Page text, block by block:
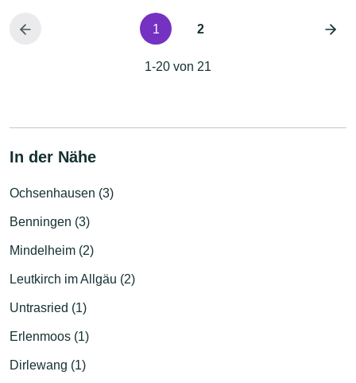
1 2
1-20 von 21
In der Nähe
Ochsenhausen (3)
Benningen (3)
Mindelheim (2)
Leutkirch im Allgäu (2)
Untrasried (1)
Erlenmoos (1)
Dirlewang (1)